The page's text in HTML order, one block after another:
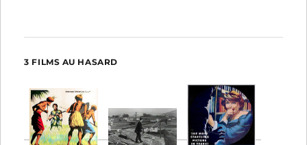
3 FILMS AU HASARD